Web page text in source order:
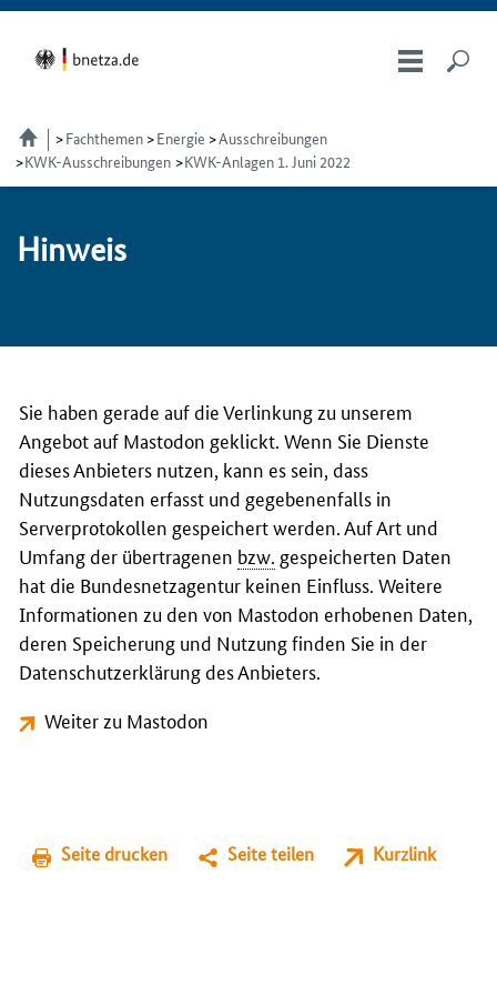
Fachthemen Energie
Ausschreibungen
KWK-Ausschreibungen
KWK-Anlagen 1. Juni 2022
Hin­weis
Sie haben gerade auf die Verlinkung zu unserem
Angebot auf Mastodon geklickt. Wenn Sie Dienste
dieses Anbieters nutzen, kann es sein, dass
Nutzungsdaten erfasst und gegebenenfalls in
Serverprotokollen gespeichert werden. Auf Art und
Umfang der übertragenen bzw. gespeicherten Daten
hat die Bundesnetzagentur keinen Einfluss. Weitere
Informationen zu den von Mastodon erhobenen Daten,
deren Speicherung und Nutzung finden Sie in der
Datenschutzerklärung des Anbieters.
Weiter zu Mastodon
Seite drucken Seite teilen Kurzlink